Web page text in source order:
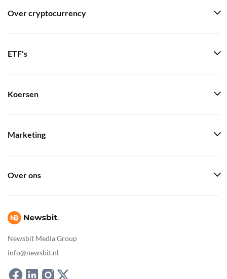
Newsbit Media Group
info@newsbit.nl
Over cryptocurrency
ETF's
Koersen
Marketing
Over ons